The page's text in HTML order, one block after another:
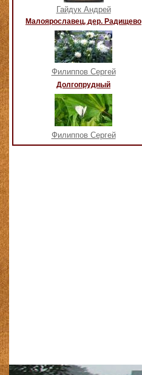
Гайдук Андрей
Малоярославец, дер. Радищево
Филиппов Сергей
Долгопрудный
Филиппов Сергей